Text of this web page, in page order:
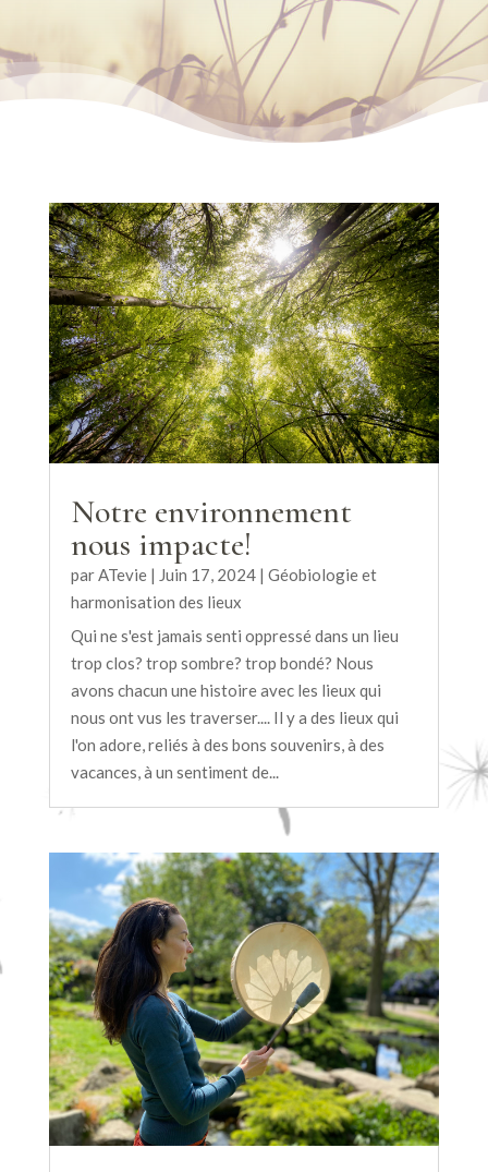
Notre environnement
nous impacte!
parATevie| Juin 17, 2024| Géobiologie et
harmonisation des lieux
Qui ne s'est jamais senti oppressé dans un lieu
trop clos? trop sombre? trop bondé? Nous
avons chacun une histoire avec les lieux qui
nous ont vus les traverser.... Il y a des lieux qui
l'on adore, reliés à des bons souvenirs, à des
vacances, à un sentiment de...